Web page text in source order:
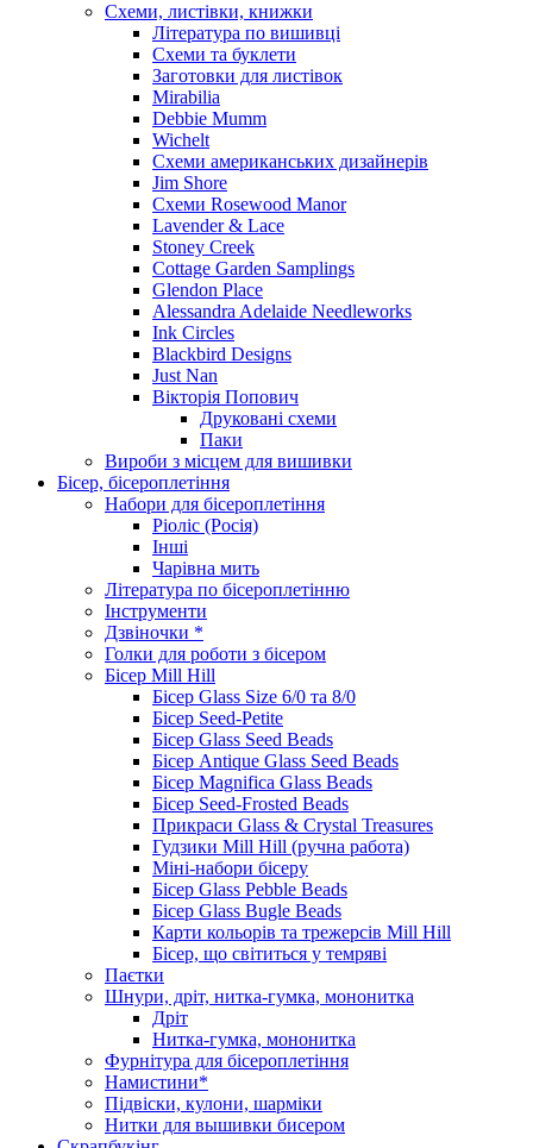
Схеми, листівки, книжки
Література по вишивці
Схеми та буклети
Заготовки для листівок
Mirabilia
Debbie Mumm
Wichelt
Схеми американських дизайнерів
Jim Shore
Cхеми Rosewood Manor
Lavender & Lace
Stoney Creek
Cottage Garden Samplings
Glendon Place
Alessandra Adelaide Needleworks
Ink Circles
Blackbird Designs
Just Nan
Вікторія Попович
Друковані схеми
Паки
Вироби з місцем для вишивки
Бісер, бісероплетіння
Набори для бісероплетіння
Ріоліс (Росія)
Інші
Чарівна мить
Література по бісероплетінню
Інструменти
Дзвіночки *
Голки для роботи з бісером
Бісер Mill Hill
Бісер Glass Size 6/0 та 8/0
Бісер Seed-Petite
Бісер Glass Seed Beads
Бісер Antique Glass Seed Beads
Бісер Magnifica Glass Beads
Бісер Seed-Frosted Beads
Прикраси Glass & Crystal Treasures
Гудзики Mill Hill (ручна работа)
Міні-набори бісеру
Бісер Glass Pebble Beads
Бісер Glass Bugle Beads
Карти кольорів та трежерсів Mill Hill
Бісер, що світиться у темряві
Паєтки
Шнури, дріт, нитка-гумка, мононитка
Дріт
Нитка-гумка, мононитка
Фурнітура для бісероплетіння
Намистини*
Підвіски, кулони, шарміки
Нитки для вышивки бисером